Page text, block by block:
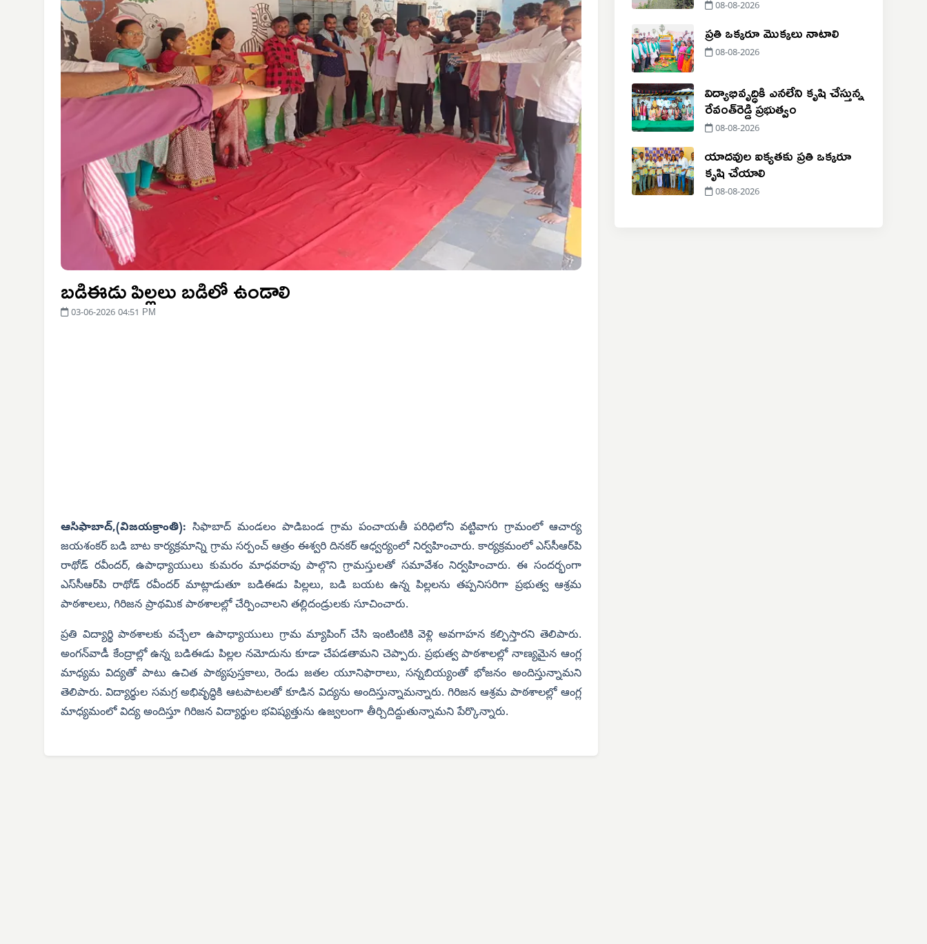
బడిఈడు పిల్లలు బడిలో ఉండాలి
03-06-2026 04:51 PM
ఆసిఫాబాద్,(విజయక్రాంతి): సిఫాబాద్ మండలం పాడిబండ గ్రామ పంచాయతీ పరిధిలోని వట్టివాగు గ్రామంలో ఆచార్య
జయశంకర్ బడి బాట కార్యక్రమాన్ని గ్రామ సర్పంచ్ ఆత్రం ఈశ్వరి దినకర్ ఆధ్వర్యంలో నిర్వహించారు. కార్యక్రమంలో ఎస్‌సీఆర్‌పి
రాథోడ్ రవీందర్, ఉపాధ్యాయులు కుమరం మాధవరావు పాల్గొని గ్రామస్తులతో సమావేశం నిర్వహించారు. ఈ సందర్భంగా
ఎస్‌సీఆర్‌పి రాథోడ్ రవీందర్ మాట్లాడుతూ బడిఈడు పిల్లలు, బడి బయట ఉన్న పిల్లలను తప్పనిసరిగా ప్రభుత్వ ఆశ్రమ
పాఠశాలలు, గిరిజన ప్రాథమిక పాఠశాలల్లో చేర్పించాలని తల్లిదండ్రులకు సూచించారు.
ప్రతి విద్యార్థి పాఠశాలకు వచ్చేలా ఉపాధ్యాయులు గ్రామ మ్యాపింగ్ చేసి ఇంటింటికి వెళ్లి అవగాహన కల్పిస్తారని తెలిపారు.
అంగన్‌వాడీ కేంద్రాల్లో ఉన్న బడిఈడు పిల్లల నమోదును కూడా చేపడతామని చెప్పారు. ప్రభుత్వ పాఠశాలల్లో నాణ్యమైన ఆంగ్ల
మాధ్యమ విద్యతో పాటు ఉచిత పాఠ్యపుస్తకాలు, రెండు జతల యూనిఫారాలు, సన్నబియ్యంతో భోజనం అందిస్తున్నామని
తెలిపారు. విద్యార్థుల సమగ్ర అభివృద్ధికి ఆటపాటలతో కూడిన విద్యను అందిస్తున్నామన్నారు. గిరిజన ఆశ్రమ పాఠశాలల్లో ఆంగ్ల
మాధ్యమంలో విద్య అందిస్తూ గిరిజన విద్యార్థుల భవిష్యత్తును ఉజ్వలంగా తీర్చిదిద్దుతున్నామని పేర్కొన్నారు.
08-08-2026
ప్రతి ఒక్కరూ మొక్కలు నాటాలి
08-08-2026
విద్యాభివృద్ధికి ఎనలేని కృషి చేస్తున్న
రేవంత్‌రెడ్డి ప్రభుత్వం
08-08-2026
యాదవుల ఐక్యతకు ప్రతి ఒక్కరూ
కృషి చేయాలి
08-08-2026